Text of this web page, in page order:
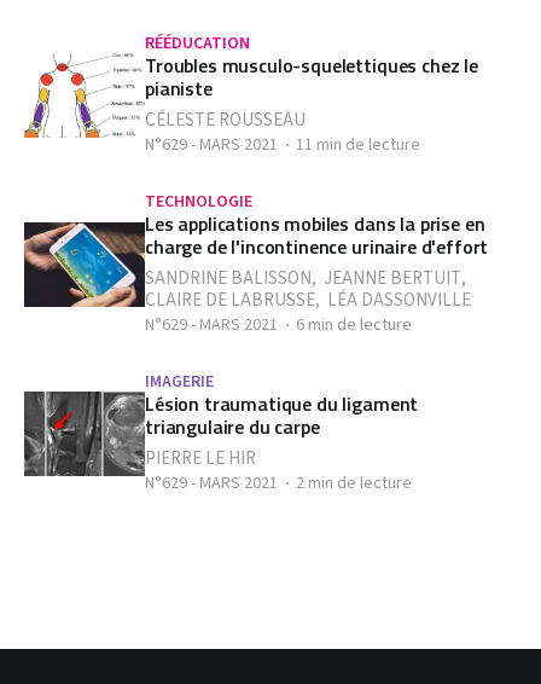
RÉÉDUCATION
Troubles musculo-squelettiques chez le
pianiste
CÉLESTE ROUSSEAU
N°629 - MARS 2021 11 min de lecture
TECHNOLOGIE
Les applications mobiles dans la prise en
charge de l'incontinence urinaire d'effort
SANDRINE BALISSON, JEANNE BERTUIT,
CLAIRE DE LABRUSSE, LÉA DASSONVILLE
N°629 - MARS 2021 6 min de lecture
IMAGERIE
Lésion traumatique du ligament
triangulaire du carpe
PIERRE LE HIR
N°629 - MARS 2021 2 min de lecture